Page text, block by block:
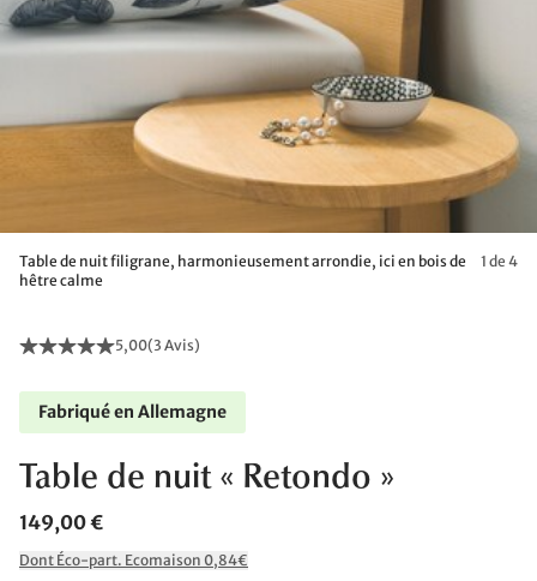
Table de nuit filigrane, harmonieusement arrondie, ici en bois de
hêtre calme
1 de 4
5,00(3 Avis)
Fabriqué en Allemagne
Table de nuit « Retondo »
149,00 €
Dont Éco-part. Ecomaison 0,84€